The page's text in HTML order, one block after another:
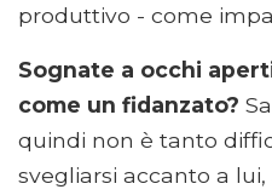
produttivo - come
Sognate a occhi
come un fidanzato?
quindi non è tanto
svegliarsi accanto a